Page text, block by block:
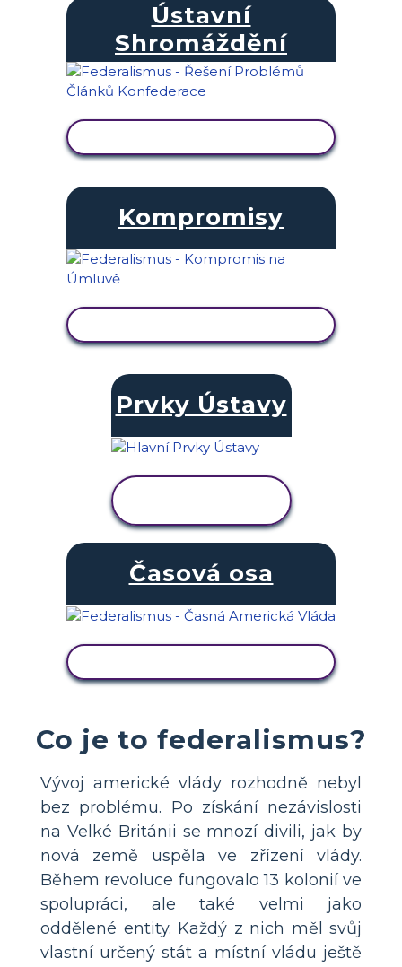
Ústavní
Shromáždění
Kompromisy
Prvky Ústavy
Časová osa
Co je to federalismus?
Vývoj americké vlády rozhodně nebyl
bez problému. Po získání nezávislosti
na Velké Británii se mnozí divili, jak by
nová země uspěla ve zřízení vlády.
Během revoluce fungovalo 13 kolonií ve
spolupráci, ale také velmi jako
oddělené entity. Každý z nich měl svůj
vlastní určený stát a místní vládu ještě